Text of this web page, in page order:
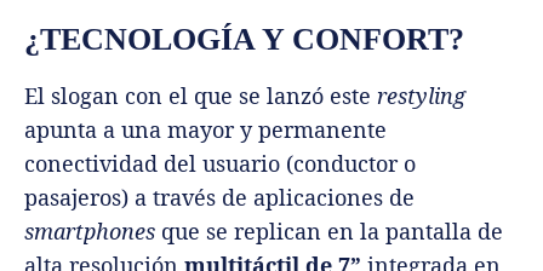
¿TECNOLOGÍA Y CONFORT?
El slogan con el que se lanzó este restyling
apunta a una mayor y permanente
conectividad del usuario (conductor o
pasajeros) a través de aplicaciones de
smartphones que se replican en la pantalla de
alta resolución multitáctil de 7” integrada en